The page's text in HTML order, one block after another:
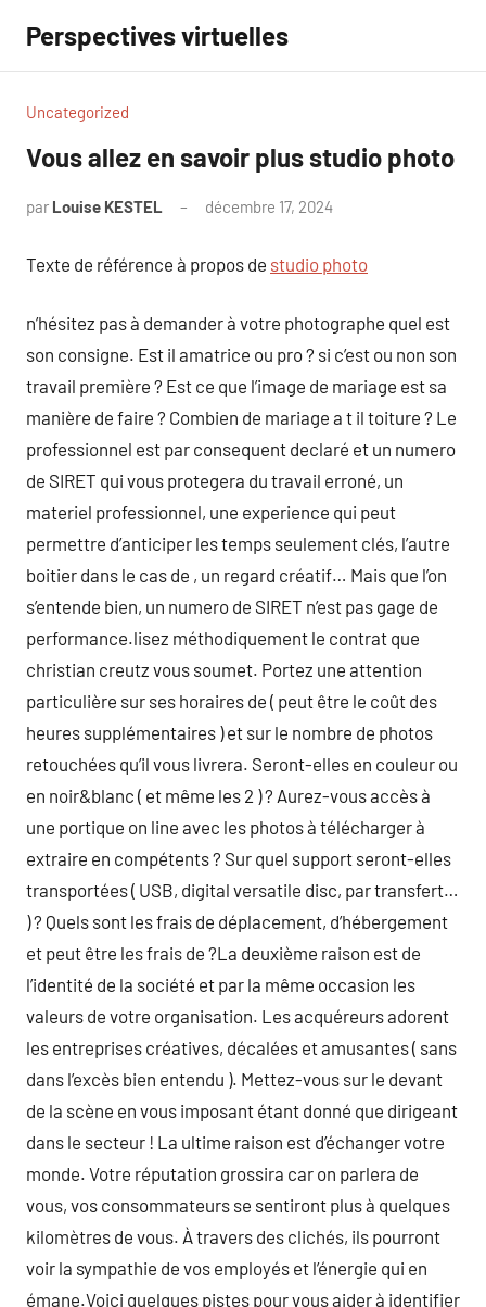
contenu
Perspectives virtuelles
Uncategorized
Vous allez en savoir plus studio photo
par Louise KESTEL décembre 17, 2024
Texte de référence à propos de studio photo
n’hésitez pas à demander à votre photographe quel est
son consigne. Est il amatrice ou pro ? si c’est ou non son
travail première ? Est ce que l’image de mariage est sa
manière de faire ? Combien de mariage a t il toiture ? Le
professionnel est par consequent declaré et un numero
de SIRET qui vous protegera du travail erroné, un
materiel professionnel, une experience qui peut
permettre d’anticiper les temps seulement clés, l’autre
boitier dans le cas de , un regard créatif… Mais que l’on
s’entende bien, un numero de SIRET n’est pas gage de
performance.lisez méthodiquement le contrat que
christian creutz vous soumet. Portez une attention
particulière sur ses horaires de ( peut être le coût des
heures supplémentaires ) et sur le nombre de photos
retouchées qu’il vous livrera. Seront-elles en couleur ou
en noir&blanc ( et même les 2 ) ? Aurez-vous accès à
une portique on line avec les photos à télécharger à
extraire en compétents ? Sur quel support seront-elles
transportées ( USB, digital versatile disc, par transfert…
) ? Quels sont les frais de déplacement, d’hébergement
et peut être les frais de ?La deuxième raison est de
l’identité de la société et par la même occasion les
valeurs de votre organisation. Les acquéreurs adorent
les entreprises créatives, décalées et amusantes ( sans
dans l’excès bien entendu ). Mettez-vous sur le devant
de la scène en vous imposant étant donné que dirigeant
dans le secteur ! La ultime raison est d’échanger votre
monde. Votre réputation grossira car on parlera de
vous, vos consommateurs se sentiront plus à quelques
kilomètres de vous. À travers des clichés, ils pourront
voir la sympathie de vos employés et l’énergie qui en
émane.Voici quelques pistes pour vous aider à identifier